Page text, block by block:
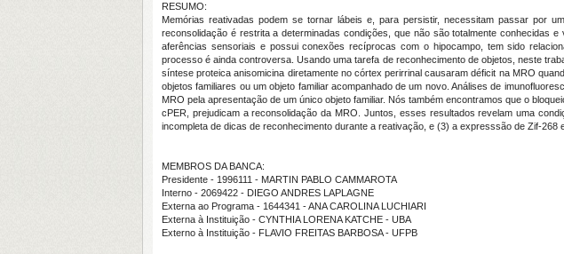
RESUMO:
Memórias reativadas podem se tornar lábeis e, para persistir, necessitam passar por
reconsolidação é restrita a determinadas condições, que não são totalmente conhecidas
aferências sensoriais e possui conexões recíprocas com o hipocampo, tem sido
processo é ainda controversa. Usando uma tarefa de reconhecimento de objetos, neste
síntese proteica anisomicina diretamente no córtex perirrinal causaram déficit na MRO
objetos familiares ou um objeto familiar acompanhado de um novo. Análises de
MRO pela apresentação de um único objeto familiar. Nós também encontramos que o
cPER, prejudicam a reconsolidação da MRO. Juntos, esses resultados revelam uma
incompleta de dicas de reconhecimento durante a reativação, e (3) a expresssão de Zif-268
MEMBROS DA BANCA:
Presidente - 1996111 - MARTIN PABLO CAMMAROTA
Interno - 2069422 - DIEGO ANDRES LAPLAGNE
Externa ao Programa - 1644341 - ANA CAROLINA LUCHIARI
Externa à Instituição - CYNTHIA LORENA KATCHE - UBA
Externo à Instituição - FLAVIO FREITAS BARBOSA - UFPB